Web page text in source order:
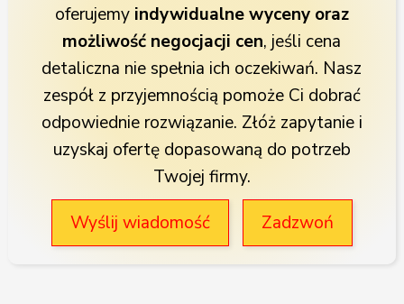
oferujemy indywidualne wyceny oraz
możliwość negocjacji cen, jeśli cena
detaliczna nie spełnia ich oczekiwań. Nasz
zespół z przyjemnością pomoże Ci dobrać
odpowiednie rozwiązanie. Złóż zapytanie i
uzyskaj ofertę dopasowaną do potrzeb
Twojej firmy.
Wyślij wiadomość
Zadzwoń